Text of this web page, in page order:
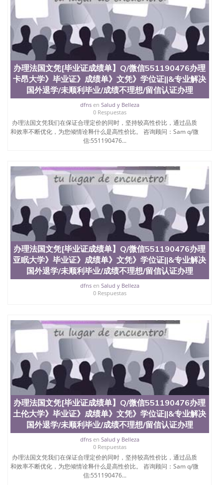
办理法国文凭[毕业证成绩单】Q/微信551190476办理
卡昂大学》毕业证》成绩单》文凭》学位证||&专业解决
国外退学/未顺利毕业/成绩不理想/留信认证办理
dfnsen Salud y Belleza
0 Respuestas
办理法国文凭我们在保证合理定价的同时，坚持较高性价比，通过品质
和效率不断优化，为您倾情诠释什么是高性价比。 咨询顾问：Sam q/微
信:551190476...
办理法国文凭[毕业证成绩单】Q/微信551190476办理
亚眠大学》毕业证》成绩单》文凭》学位证||&专业解决
国外退学/未顺利毕业/成绩不理想/留信认证办理
dfnsen Salud y Belleza
0 Respuestas
办理法国文凭[毕业证成绩单】Q/微信551190476办理
土伦大学》毕业证》成绩单》文凭》学位证||&专业解决
国外退学/未顺利毕业/成绩不理想/留信认证办理
dfnsen Salud y Belleza
0 Respuestas
办理法国文凭我们在保证合理定价的同时，坚持较高性价比，通过品质
和效率不断优化，为您倾情诠释什么是高性价比。 咨询顾问：Sam q/微
信:551190476...